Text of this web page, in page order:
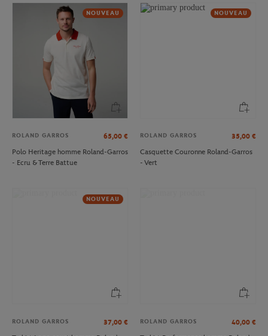
NOUVEAU
ROLAND GARROS 65,00 €
Polo Heritage homme Roland-Garros
- Ecru & Terre Battue
NOUVEAU
ROLAND GARROS 35,00 €
Casquette Couronne Roland-Garros
- Vert
NOUVEAU
ROLAND GARROS 37,00 €
ROLAND GARROS 40,00 €